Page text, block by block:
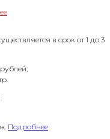
в срок от 1 до 3
Подробнее